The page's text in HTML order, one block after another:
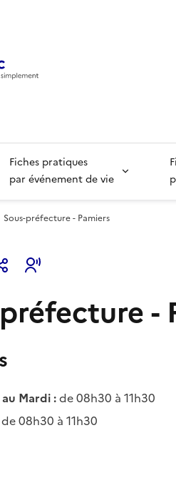
Fiches pratiques
par événement de vie
Sous-préfecture - Pamiers
-
Mardi :de 08h30 à 11h30
de 08h30 à 11h30